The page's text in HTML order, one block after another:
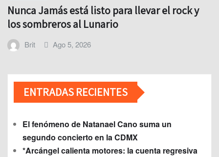
Nunca Jamás está listo para llevar el rock y
los sombreros al Lunario
Brit Ago 5, 2026
ENTRADAS RECIENTES
El fenómeno de Natanael Cano suma un
segundo concierto en la CDMX
*Arcángel calienta motores: la cuenta regresiva